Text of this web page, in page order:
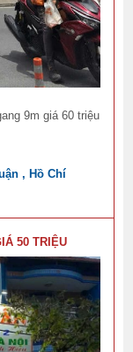
9m giá 60 triệu
, Hồ Chí
50 TRIỆU